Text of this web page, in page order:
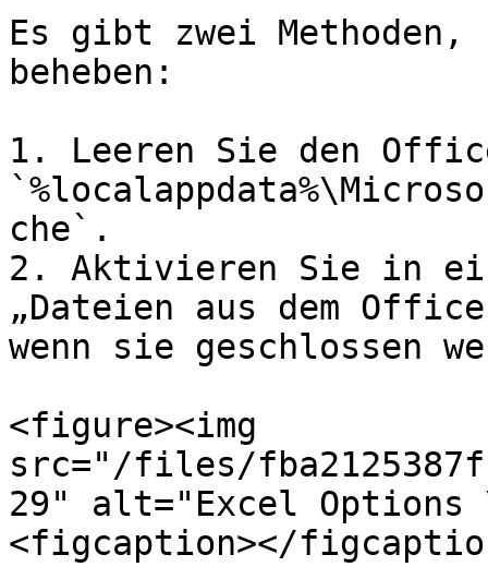
Es gibt zwei Methoden,
beheben:
1. Leeren Sie den
che`.
2. Aktivieren Sie in
„Dateien aus dem
wenn sie geschlossen
<figure><img
src="/files/
29" alt="Excel Options
<figcaption></